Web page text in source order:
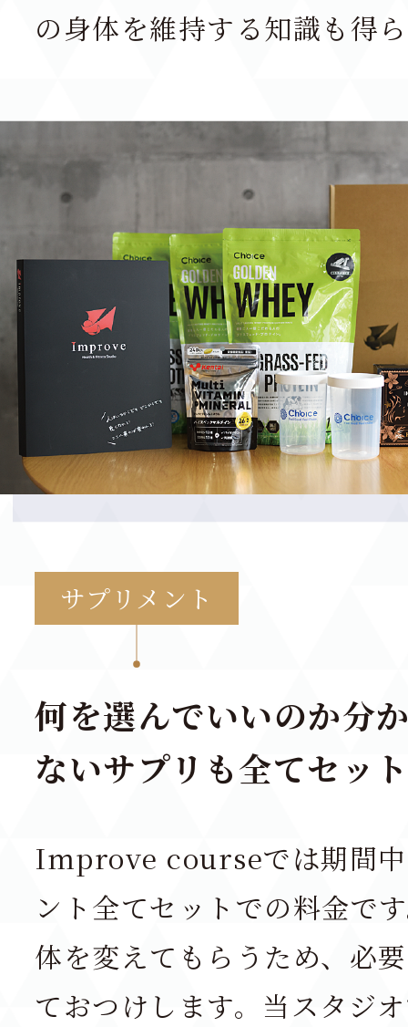
の身体を維持する知識も得
サプリメント
何を選んでいいのか分
ないサプリも全てセッ
Improve courseでは期間中
ント全てセットでの料金で
体を変えてもらうため、必
ておつけします。当スタジ